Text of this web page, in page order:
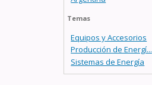
Temas
Equipos y Accesorios
Producción de Energí...
Sistemas de Energía